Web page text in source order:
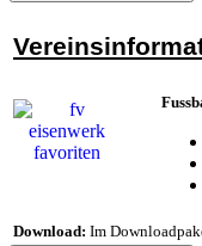
Download: Im